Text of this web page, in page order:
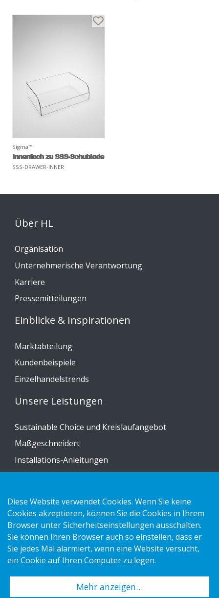
Sigma™
Innenfach zu SSS-Schublade
SSS-DRAWER-INNER
Über HL
Organisation
Unternehmerische Verantwortung
Karriere
Pressemitteilungen
Einblicke & Inspirationen
Marktabteilung
Kundenbeispiele
Einzelhandelstrends
Unsere Leistungen
Sustainable Choice und Kreislaufangebot
Maßgeschneidert
Installations-Anleitungen
Kontakt
Datenschutzerklärung
Cookies
Impressum
Diese Website verwendet Cookies. Wenn Sie keine
Cookies akzeptieren, können Sie die Cookies in Ihrem
Browser unter Sicherheitseinstellungen ausschalten.
Sie können Ihren Browser auch so einstellen, dass er
Sie jedes Mal alarmiert, wenn eine Website versucht,
ein Cookie auf Ihren Computer zu legen.
Mehr anzeigen…